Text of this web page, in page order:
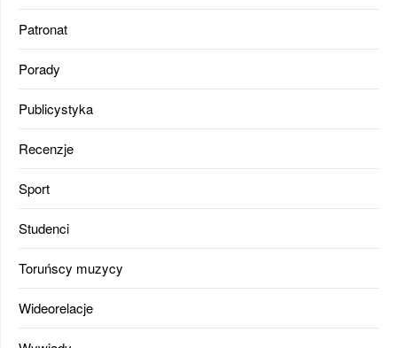
Patronat
Porady
Publicystyka
Recenzje
Sport
Studenci
Toruńscy muzycy
Wideorelacje